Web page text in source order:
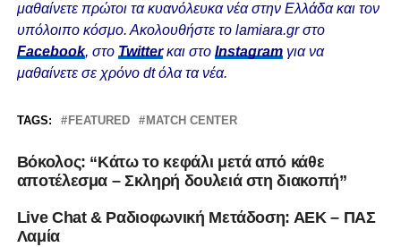
μαθαίνετε πρώτοι τα κυανόλευκα νέα στην Ελλάδα και τον
υπόλοιπο κόσμο. Ακολουθήστε το lamiara.gr στο
Facebook, στο Twitterκαι στο Instagram για να
μαθαίνετε σε χρόνο dt όλα τα νέα.
TAGS: FEATURED MATCH CENTER
Βόκολος: “Κάτω το κεφάλι μετά από κάθε
αποτέλεσμα – Σκληρή δουλειά στη διακοπή”
Live Chat & Ραδιοφωνική Μετάδοση: ΑΕΚ – ΠΑΣ
Λαμία